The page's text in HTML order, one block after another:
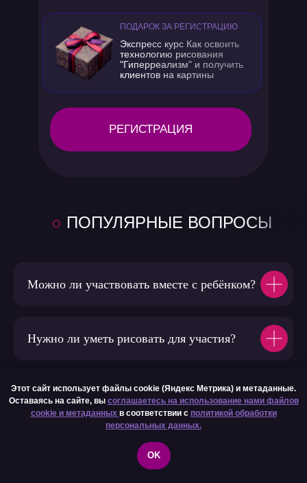
РЕГИСТРАЦИЯ
ПОДАРОК ЗА РЕГИСТРАЦИЮ
Экспресс курс Как освоить
технологию рисования
"Гиперреализм" и получить
клиентов на картины
○ ПОПУЛЯРНЫЕ ВОПРОСЫ
Можно ли участвовать вместе с ребёнком?
Нужно ли уметь рисовать для участия?
А точно ли участие бесплатное?
Где и как проходит марафон?
Этот сайт использует файлы cookie (Яндекс Метрика) и метаданные.
Оставаясь на сайте, вы соглашаетесь на использование нами файлов
cookie и метаданных в соответствии с политикой обработки
персональных данных.
OK